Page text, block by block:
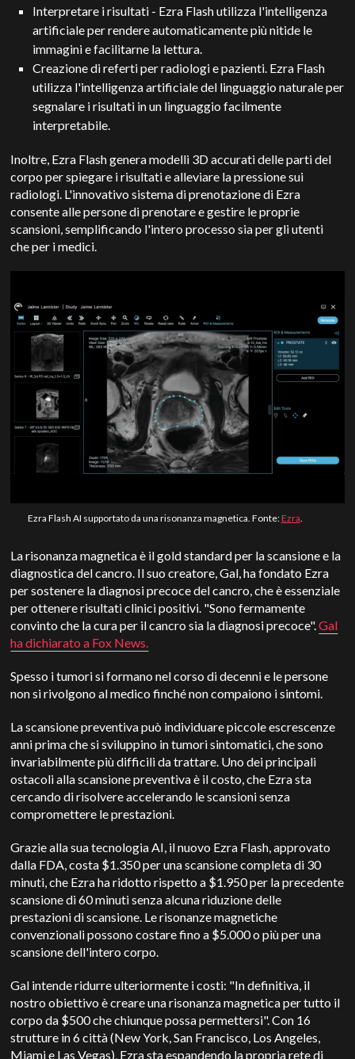
Interpretare i risultati - Ezra Flash utilizza l'intelligenza
artificiale per rendere automaticamente più nitide le
immagini e facilitarne la lettura.
Creazione di referti per radiologi e pazienti. Ezra Flash
utilizza l'intelligenza artificiale del linguaggio naturale per
segnalare i risultati in un linguaggio facilmente
interpretabile.
Inoltre, Ezra Flash genera modelli 3D accurati delle parti del
corpo per spiegare i risultati e alleviare la pressione sui
radiologi. L'innovativo sistema di prenotazione di Ezra
consente alle persone di prenotare e gestire le proprie
scansioni, semplificando l'intero processo sia per gli utenti
che per i medici.
Ezra Flash AI supportato da una risonanza magnetica. Fonte:Ezra.
La risonanza magnetica è il gold standard per la scansione e la
diagnostica del cancro. Il suo creatore, Gal, ha fondato Ezra
per sostenere la diagnosi precoce del cancro, che è essenziale
per ottenere risultati clinici positivi. "Sono fermamente
convinto che la cura per il cancro sia la diagnosi precoce".Gal
ha dichiarato a Fox News.
Spesso i tumori si formano nel corso di decenni e le persone
non si rivolgono al medico finché non compaiono i sintomi.
La scansione preventiva può individuare piccole escrescenze
anni prima che si sviluppino in tumori sintomatici, che sono
invariabilmente più difficili da trattare. Uno dei principali
ostacoli alla scansione preventiva è il costo, che Ezra sta
cercando di risolvere accelerando le scansioni senza
compromettere le prestazioni.
Grazie alla sua tecnologia AI, il nuovo Ezra Flash, approvato
dalla FDA, costa $1.350 per una scansione completa di 30
minuti, che Ezra ha ridotto rispetto a $1.950 per la precedente
scansione di 60 minuti senza alcuna riduzione delle
prestazioni di scansione. Le risonanze magnetiche
convenzionali possono costare fino a $5.000 o più per una
scansione dell'intero corpo.
Gal intende ridurre ulteriormente i costi: "In definitiva, il
nostro obiettivo è creare una risonanza magnetica per tutto il
corpo da $500 che chiunque possa permettersi". Con 16
strutture in 6 città (New York, San Francisco, Los Angeles,
Miami e Las Vegas), Ezra sta espandendo la propria rete di